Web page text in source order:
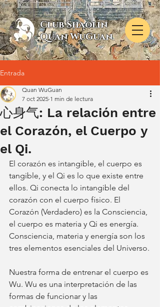
Club Shaolin
Quan WuGuan
Entrada
心身气: La relación entre
el Corazón, el Cuerpo y
el Qi.
Quan WuGuan
7 oct 2025 1 min de lectura
El corazón es intangible, el cuerpo es
tangible, y el Qi es lo que existe entre
ellos. Qi conecta lo intangible del
corazón con el cuerpo físico. El
Corazón (Verdadero) es la Consciencia,
el cuerpo es materia y Qi es energía.
Consciencia, materia y energía son los
tres elementos esenciales del Universo.
Nuestra forma de entrenar el cuerpo es
Wu. Wu es una interpretación de las
formas de funcionar y las